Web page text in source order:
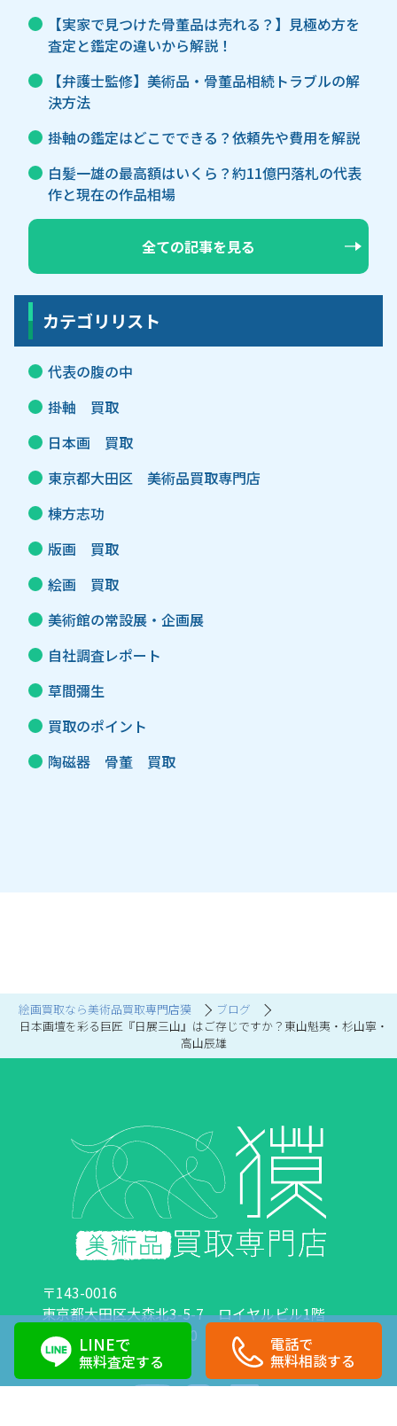
LINEで
無料査定する
電話で
無料相談する
絵画買取なら美術品買取専門店獏
ブログ
日本画壇を彩る巨匠『日展三山』はご存じですか？東山魁夷・杉山寧・
高山辰雄
【実家で見つけた骨董品は売れる？】見極め方を
査定と鑑定の違いから解説！
【弁護士監修】美術品・骨董品相続トラブルの解
決方法
掛軸の鑑定はどこでできる？依頼先や費用を解説
白髪一雄の最高額はいくら？約11億円落札の代表
作と現在の作品相場
全ての記事を見る
カテゴリリスト
代表の腹の中
掛軸 買取
日本画 買取
東京都大田区 美術品買取専門店
棟方志功
版画 買取
絵画 買取
美術館の常設展・企画展
自社調査レポート
草間彌生
買取のポイント
陶磁器 骨董 買取
〒143-0016
東京都大田区大森北3-5-7 ロイヤルビル1階
営業時間：10:00～18:00 定休日：日曜日・祝日
0120-89-0007 03-6423-1033